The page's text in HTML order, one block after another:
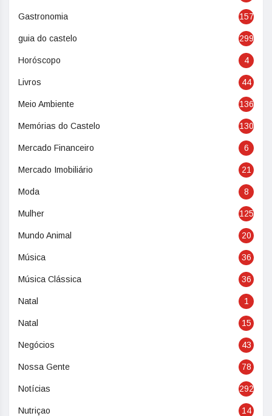
Gastronomia 157
guia do castelo 299
Horóscopo 4
Livros 44
Meio Ambiente 136
Memórias do Castelo 130
Mercado Financeiro 6
Mercado Imobiliário 21
Moda 8
Mulher 125
Mundo Animal 20
Música 36
Música Clássica 36
Natal 1
Natal 15
Negócios 43
Nossa Gente 78
Notícias 292
Nutriçao 14